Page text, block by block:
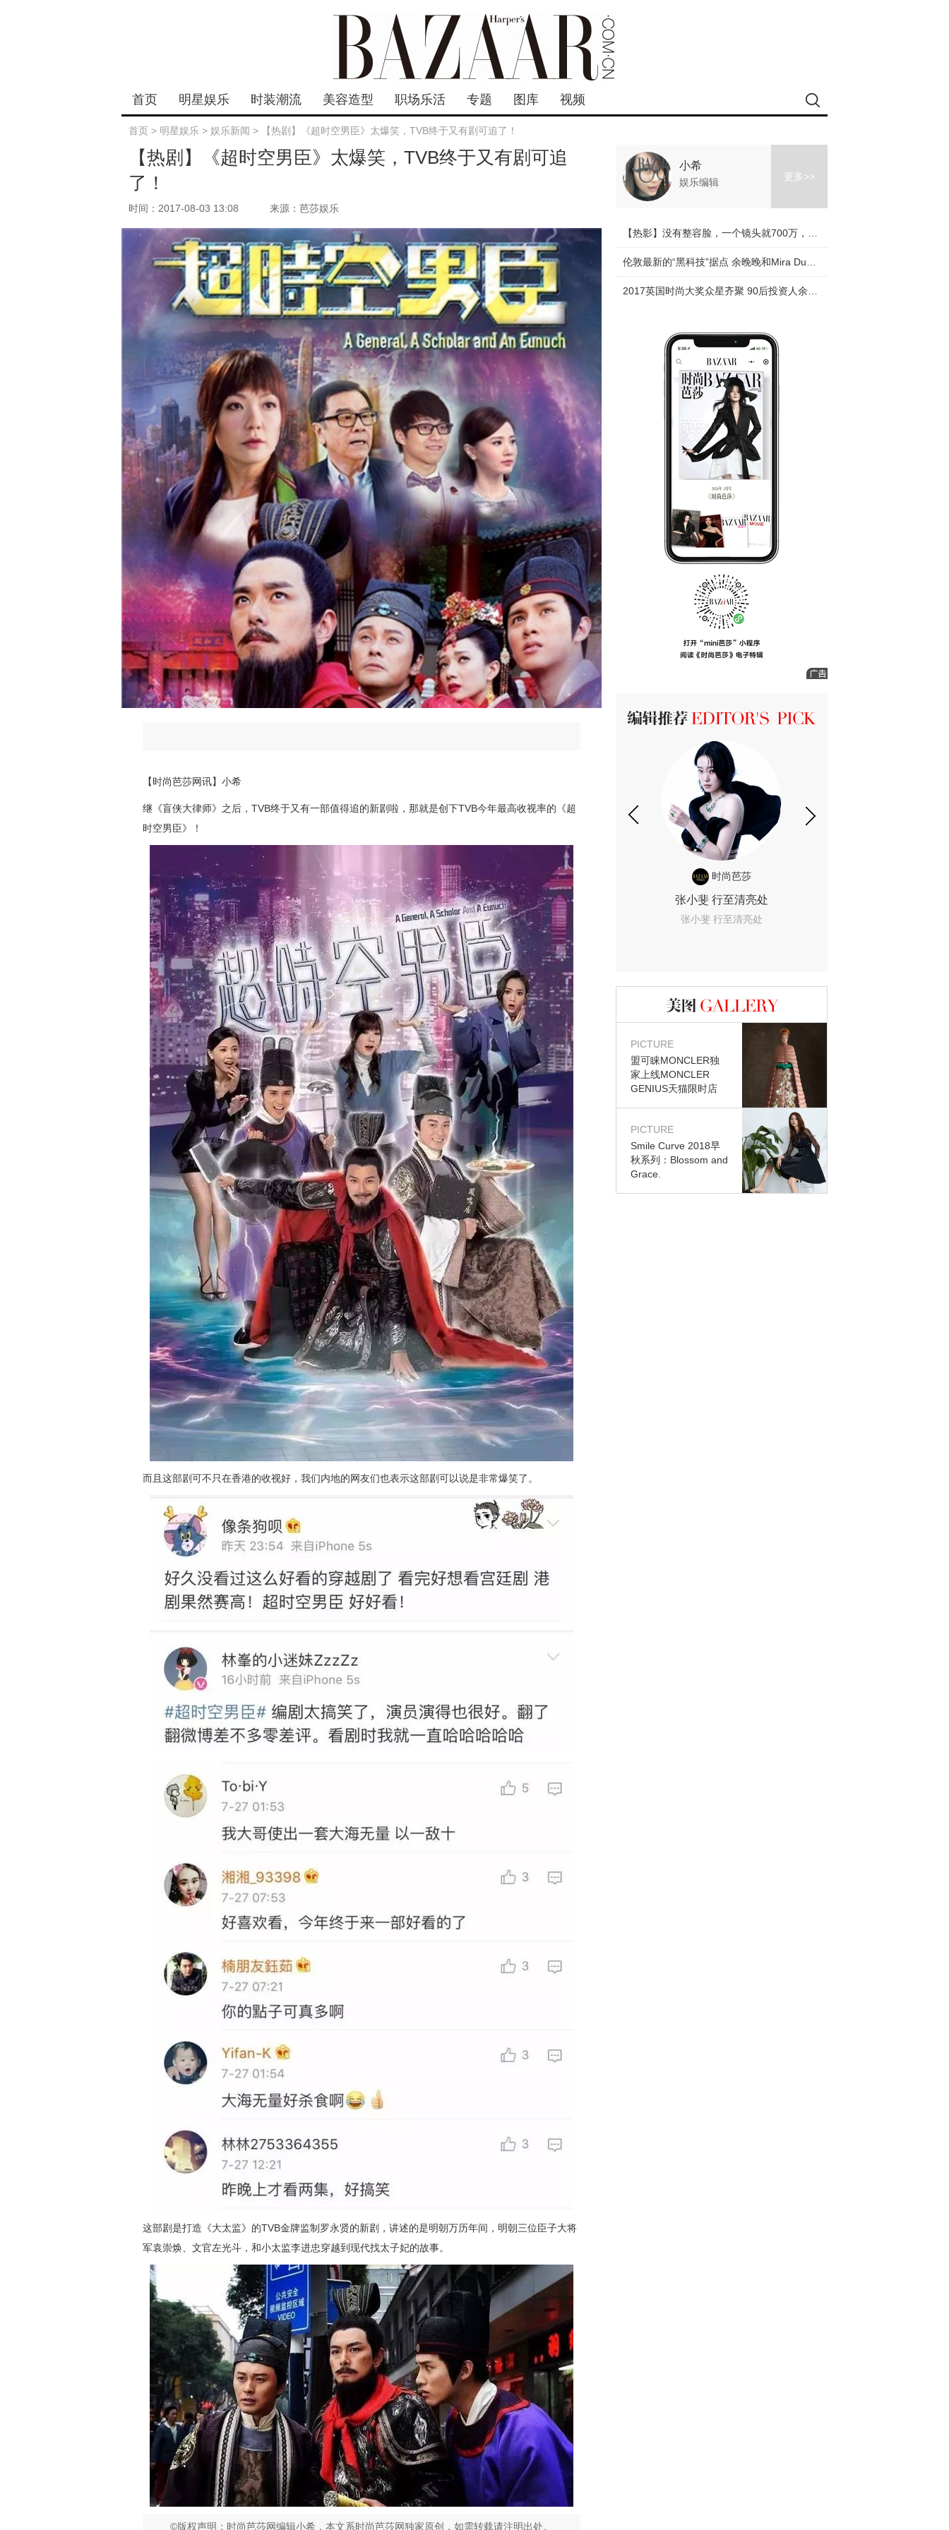
首页 明星娱乐 时装潮流 美容造型 职场乐活 专题 图库 视频
首页 > 明星娱乐 > 娱乐新闻 > 【热剧】《超时空男臣》太爆笑，TVB终于又有剧可追了！
【热剧】《超时空男臣》太爆笑，TVB终于又有剧可追
了！
时间：2017-08-03 13:08 来源：芭莎娱乐
【时尚芭莎网讯】小希
继《盲侠大律师》之后，TVB终于又有一部值得追的新剧啦，那就是创下TVB今年最高收视率的《超
时空男臣》！
而且这部剧可不只在香港的收视好，我们内地的网友们也表示这部剧可以说是非常爆笑了。
这部剧是打造《大太监》的TVB金牌监制罗永贤的新剧，讲述的是明朝万历年间，明朝三位臣子大将
军袁崇焕、文官左光斗，和小太监李进忠穿越到现代找太子妃的故事。
©版权声明：时尚芭莎网编辑小希，本文系时尚芭莎网独家原创，如需转载请注明出处。
小希
娱乐编辑 更多>>
时尚芭莎
张小斐 行至清亮处
张小斐 行至清亮处
图库
PICTURE
盟可睐MONCLER独
家上线MONCLER
GENIUS天猫限时店
PICTURE
Smile Curve 2018早
秋系列：Blossom and
Grace.